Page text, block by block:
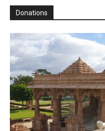
Donations